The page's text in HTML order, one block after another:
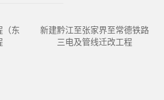
（东
新建黔江至张家界至常德铁路
三电及管线迁改工程